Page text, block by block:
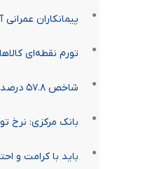
پیمانکاران
تورم نقطه‌ای کالاها در
شاخص ۵۷.۸ درصدی نرخ تورم استان مرکزی در سال ۱۴۰۴
بانک مرکزی: نرخ تورم
باید با کرامت و